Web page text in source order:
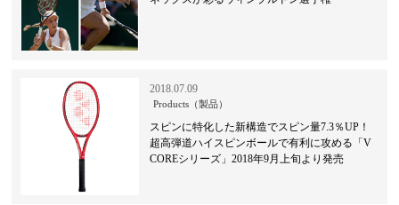
2018.07.09
Products（製品）
スピンに特化した新構造でスピン量7.3％UP！
超高弾道ハイスピンボールで有利に攻める「V
COREシリーズ」2018年9月上旬より発売